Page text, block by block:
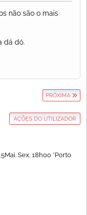
não são o mais
dá dó.
PRÓXIMA
AÇÕES DO UTILIZADOR
Sex. 18h00 *Porto